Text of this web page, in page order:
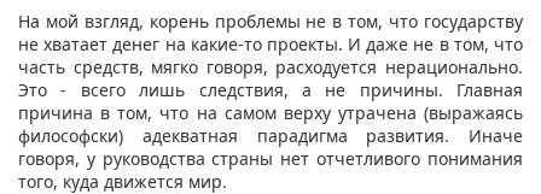
На мой взгляд, корень проблемы не в том, что государству
не хватает денег на какие-то проекты. И даже не в том, что
часть средств, мягко говоря, расходуется нерационально.
Это - всего лишь следствия, а не причины. Главная
причина в том, что на самом верху утрачена (выражаясь
философски) адекватная парадигма развития. Иначе
говоря, у руководства страны нет отчетливого понимания
того, куда движется мир.